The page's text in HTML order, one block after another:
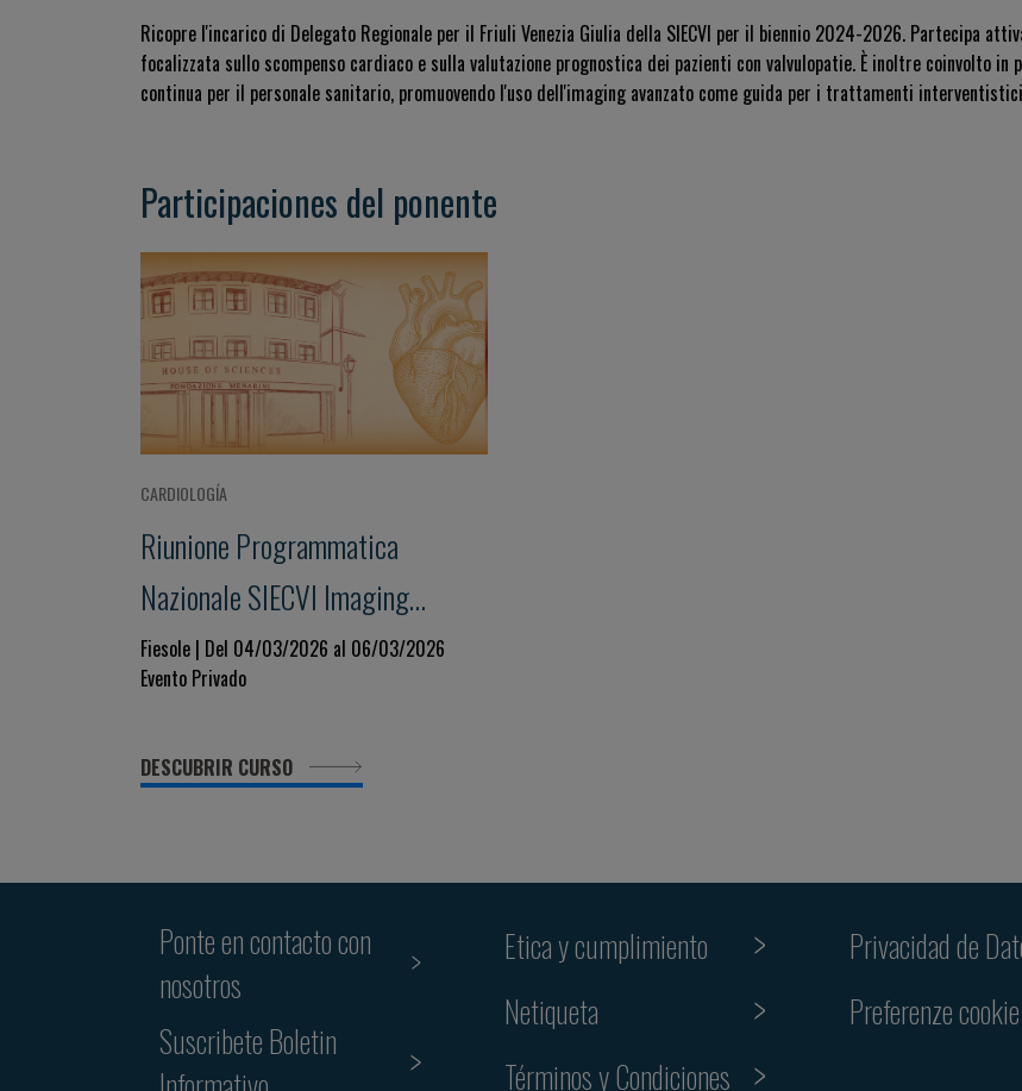
Ricopre l'incarico di Delegato Regionale per il Friuli Venezia Giulia della SIECVI per il biennio 2024-2026. Partecipa
focalizzata sullo scompenso cardiaco e sulla valutazione prognostica dei pazienti con valvulopatie. È inoltre coinvolto
continua per il personale sanitario, promuovendo l'uso dell'imaging avanzato come guida per i trattamenti
Participaciones del ponente
CARDIOLOGÍA
Riunione Programmatica
Nazionale SIECVI Imaging
Cardiaco oggi e domani:
Strategie, Innovazione e
Governance per un Sistema
Sostenibile
Fiesole | Del 04/03/2026 al 06/03/2026
Evento Privado
DESCUBRIR CURSO
Ponte en contacto con
nosotros
Suscribete Boletin
Etica y cumplimiento
Netiqueta
Términos y Condiciones
Privacidad de
Preferenze cookie